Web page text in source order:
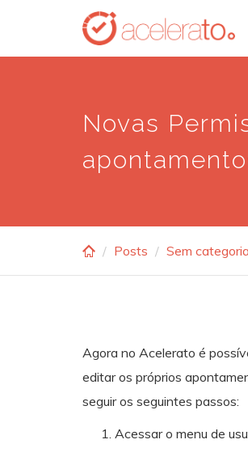
main
Novas
Posts Sem categoria
Agora no Acelerato é
editar os próprios
seguir os seguintes passos:
Acessar o menu de